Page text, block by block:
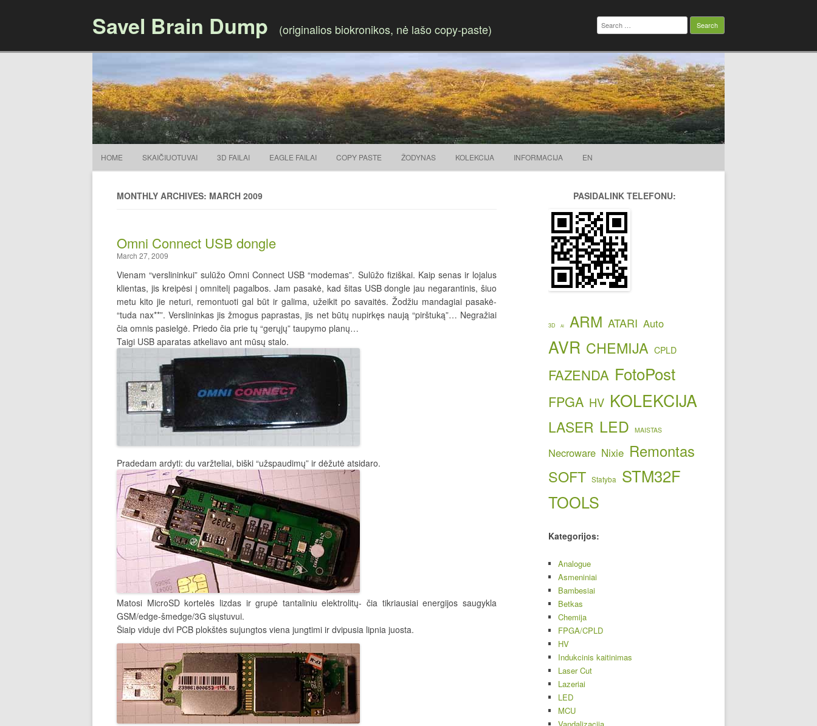
Savel Brain Dump (originalios biokronikos, nė lašo copy-paste)
Search
for:
HOME SKAIČIUOTUVAI 3D FAILAI EAGLE FAILAI COPY PASTE ŽODYNAS KOLEKCIJA INFORMACIJA EN
MONTHLY ARCHIVES: MARCH 2009
Omni Connect USB dongle
March 27, 2009
Vienam “verslininkui” sulūžo Omni Connect USB “modemas”. Sulūžo fiziškai. Kaip senas ir lojalus
klientas, jis kreipėsi į omnitelį pagalbos. Jam pasakė, kad šitas USB dongle jau negarantinis, šiuo
metu kito jie neturi, remontuoti gal būt ir galima, užeikit po savaitės. Žodžiu mandagiai pasakė-
“tuda nax**”. Verslininkas jis žmogus paprastas, jis net būtų nupirkęs naują “pirštuką”… Negražiai
čia omnis pasielgė. Priedo čia prie tų “gerųjų” taupymo planų…
Taigi USB aparatas atkeliavo ant mūsų stalo.
Pradedam ardyti: du varžteliai, biški “užspaudimų” ir dėžutė atsidaro.
Matosi MicroSD kortelės lizdas ir grupė tantaliniu elektrolitų- čia tikriausiai energijos saugykla
GSM/edge-šmedge/3G siųstuvui.
Šiaip viduje dvi PCB plokštės sujungtos viena jungtimi ir dvipusia lipnia juosta.
PASIDALINK TELEFONU:
3D AI ARM ATARI Auto
AVR CHEMIJA CPLD
FAZENDA FotoPost
FPGA HV KOLEKCIJA
LASER LED MAISTAS
Necroware Nixie Remontas
SOFT Statyba
STM32F
TOOLS
Kategorijos:
Analogue
Asmeniniai
Bambesiai
Betkas
Chemija
FPGA/CPLD
HV
Indukcinis kaitinimas
Laser Cut
Lazeriai
LED
MCU